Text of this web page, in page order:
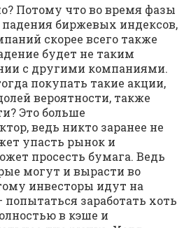
Потому что во время фазы
падения биржевых индексов,
скорее всего также
будет не таким
с другими компаниями.
покупать такие акции,
вероятности, также
Это больше
ведь никто заранее не
упасть рынок и
просесть бумага. Ведь
могут и вырасти во
инвесторы идут на
заработать хоть
в кэше и